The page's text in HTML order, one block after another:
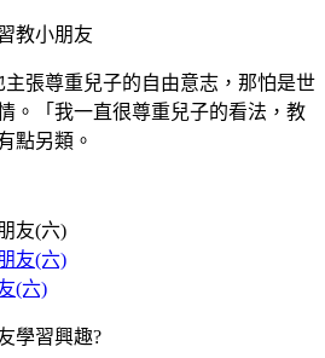
教小朋友
主張尊重兒子的自由意志，那怕是世
。「我一直很尊重兒子的看法，教
點另類。
(六)
學習興趣?